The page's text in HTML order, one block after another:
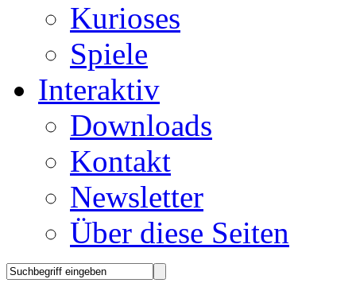
Kurioses
Spiele
Interaktiv
Downloads
Kontakt
Newsletter
Über diese Seiten